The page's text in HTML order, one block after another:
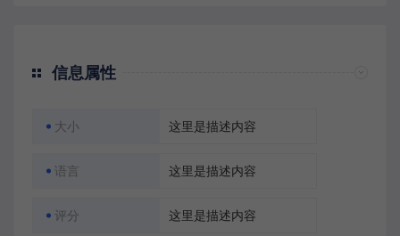
信息属性
大小 这里是描述内容
语言 这里是描述内容
评分 这里是描述内容